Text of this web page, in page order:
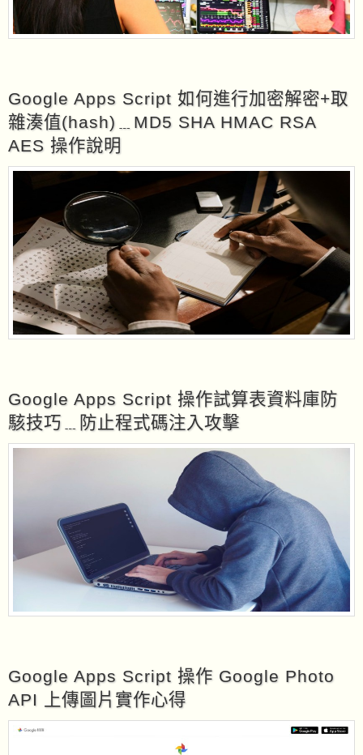
Google Apps Script 如何進行加密解密+取
雜湊值(hash)﹍MD5 SHA HMAC RSA
AES 操作說明
Google Apps Script 操作試算表資料庫防
駭技巧﹍防止程式碼注入攻擊
Google Apps Script 操作 Google Photo
API 上傳圖片實作心得